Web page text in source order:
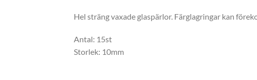
Hel sträng vaxade glaspärlor. Färglagringar kan
Antal: 15st
Storlek: 10mm